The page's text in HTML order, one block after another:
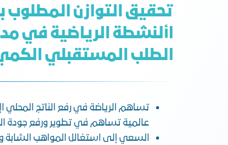
تحقيق التوازن
األنشطة الرياضية في
الطلب المستقبلي
تساهم الرياضة في رفع الناتج
عالمية تساهم في تطوير ورفع جودة
السعي إلى استغالل المواهب